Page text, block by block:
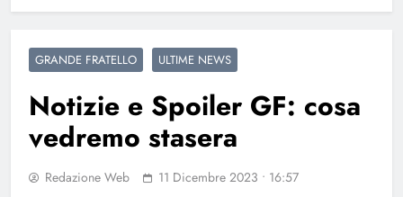
GRANDE FRATELLO ULTIME NEWS
Notizie e Spoiler GF: cosa
vedremo stasera
Redazione Web 11 Dicembre 2023 • 16:57